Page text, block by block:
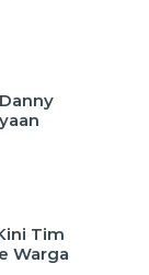
Tim
Warga